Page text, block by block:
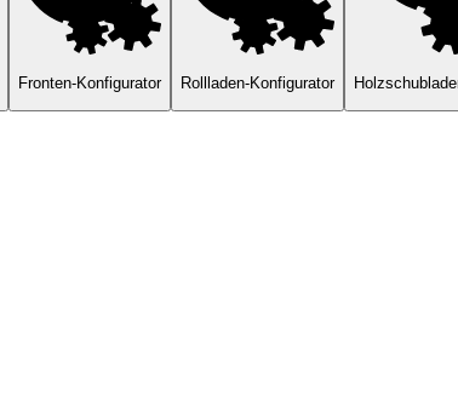
Fronten-Konfigurator Rollladen-Konfigurator